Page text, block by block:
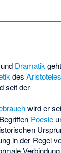
und Dramatik geht
desAristoteles
seit der
wird er
Poesie
in der Regel
Verbindung